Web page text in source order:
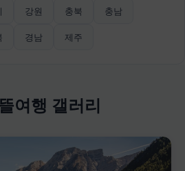
강원 충북 충남
경남 제주
여행 갤러리